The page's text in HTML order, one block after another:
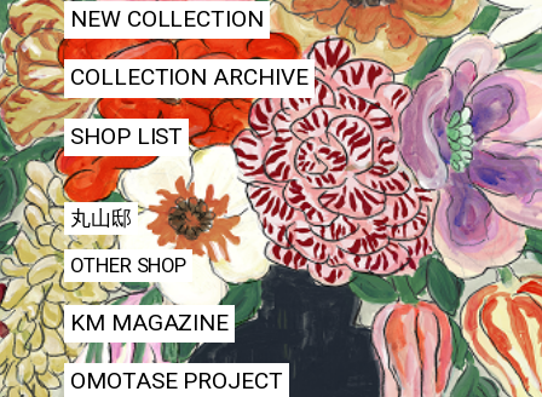
NEW COLLECTION
COLLECTION ARCHIVE
SHOP LIST
丸山邸
OTHER SHOP
KM MAGAZINE
OMOTASE PROJECT